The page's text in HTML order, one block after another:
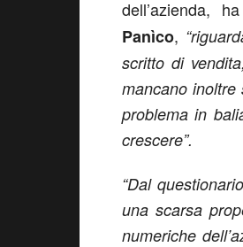
dell’azienda,
Panìco,
scritto di
mancano
problema in
crescere”.
“Dal
una scarsa
numeriche